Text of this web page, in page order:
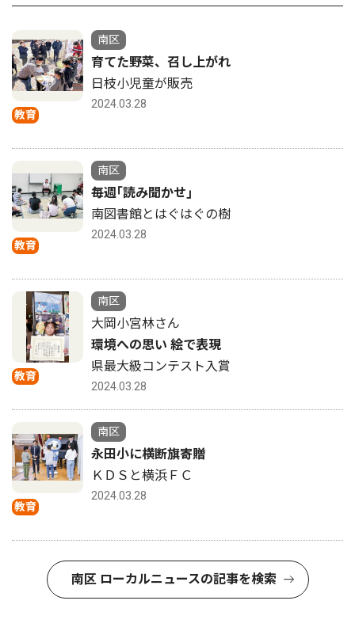
教育
南区
育てた野菜、召し上がれ
日枝小児童が販売
2024.03.28
教育
南区
毎週｢読み聞かせ｣
南図書館とはぐはぐの樹
2024.03.28
教育
南区
大岡小宮林さん
環境への思い 絵で表現
県最大級コンテスト入賞
2024.03.28
教育
南区
永田小に横断旗寄贈
ＫＤＳと横浜ＦＣ
2024.03.28
南区 ローカルニュースの記事を検索